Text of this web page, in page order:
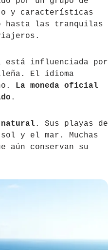
y características
hasta las tranquilas
está influenciada por
El idioma
La moneda oficial
.
. Sus playas de
y el mar. Muchas
aún conservan su